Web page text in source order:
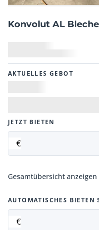
Konvolut AL
AKTUELLES GEBOT
JETZT BIETEN
€
Gesamtübersicht anzeigen
AUTOMATISCHES BIETEN
€